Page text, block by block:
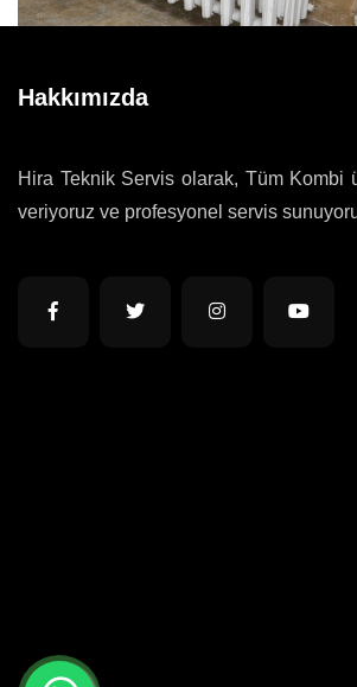
Hakkımızda
Hira Teknik Servis olarak, Tüm Kombi
veriyoruz ve profesyonel servis